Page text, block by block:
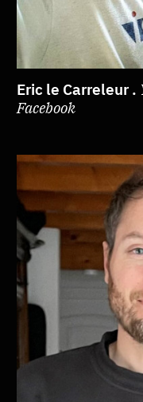
Eric le Carreleur .
Facebook